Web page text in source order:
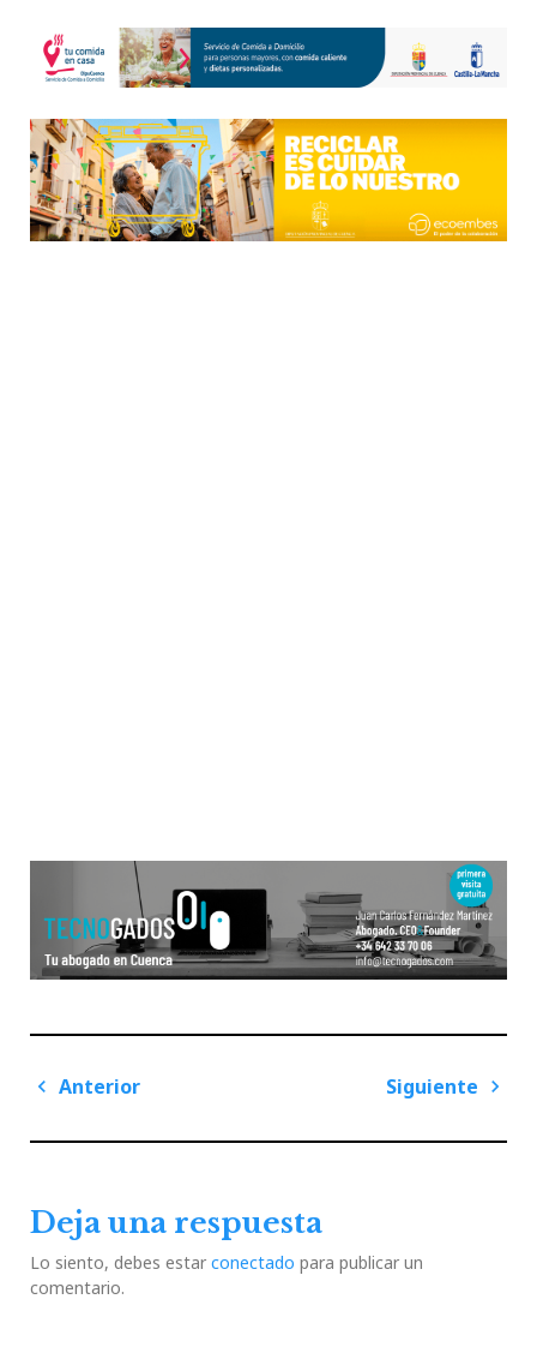
Navegación
entradas
Anterior
Siguiente
Deja una respuesta
Lo siento, debes estar conectado para publicar un
comentario.